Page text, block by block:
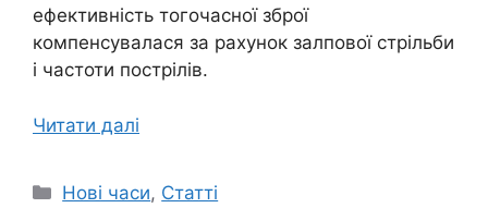
ефективність тогочасної зброї
компенсувалася за рахунок залпової стрільби
і частоти пострілів.
Читати далі
Категорії
Нові часи, Статті